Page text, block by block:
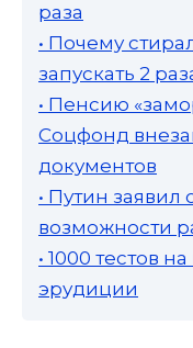
раза
• Почему
запускать 2
• Пенсию
Соцфонд
документов
• Путин
возможности
• 1000 тестов
эрудиции